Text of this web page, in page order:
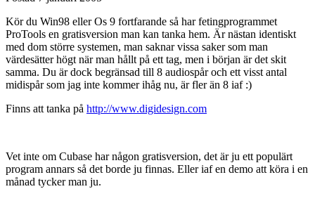
Kör du Win98 eller Os 9 fortfarande så har fetingprogrammet
ProTools en gratisversion man kan tanka hem. Är nästan identiskt
med dom större systemen, man saknar vissa saker som man
värdesätter högt när man hållt på ett tag, men i början är det skit
samma. Du är dock begränsad till 8 audiospår och ett visst antal
midispår som jag inte kommer ihåg nu, är fler än 8 iaf :)
Finns att tanka på http://www.digidesign.com
Vet inte om Cubase har någon gratisversion, det är ju ett populärt
program annars så det borde ju finnas. Eller iaf en demo att köra i en
månad tycker man ju.